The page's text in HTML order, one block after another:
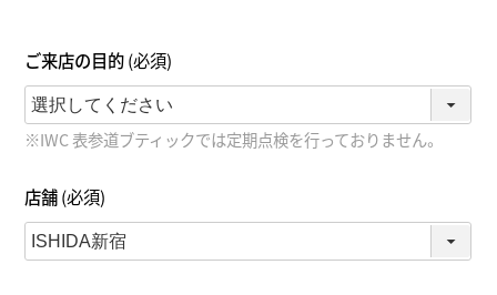
ご来店の目的(必須)
※IWC 表参道ブティックでは定期点検を行っておりません。
店舗(必須)